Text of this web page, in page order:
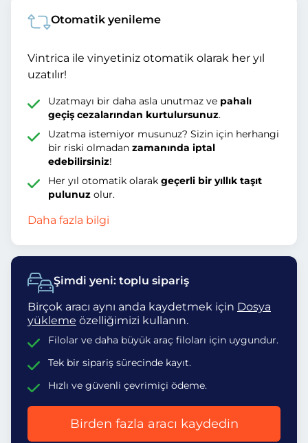
Şimdi yeni: toplu sipariş
Birçok aracı aynı anda kaydetmek için Dosya
yükleme özelliğimizi kullanın.
Filolar ve daha büyük araç filoları için uygundur.
Tek bir sipariş sürecinde kayıt.
Hızlı ve güvenli çevrimiçi ödeme.
Birden fazla aracı kaydedin
Otomatik yenileme
Vintrica ile vinyetiniz otomatik olarak her yıl
uzatılır!
Uzatmayı bir daha asla unutmaz ve pahalı
geçiş cezalarından kurtulursunuz.
Uzatma istemiyor musunuz? Sizin için herhangi
bir riski olmadanzamanında iptal
edebilirsiniz!
Her yıl otomatik olarakgeçerli bir yıllık taşıt
pulunuz olur.
Daha fazla bilgi